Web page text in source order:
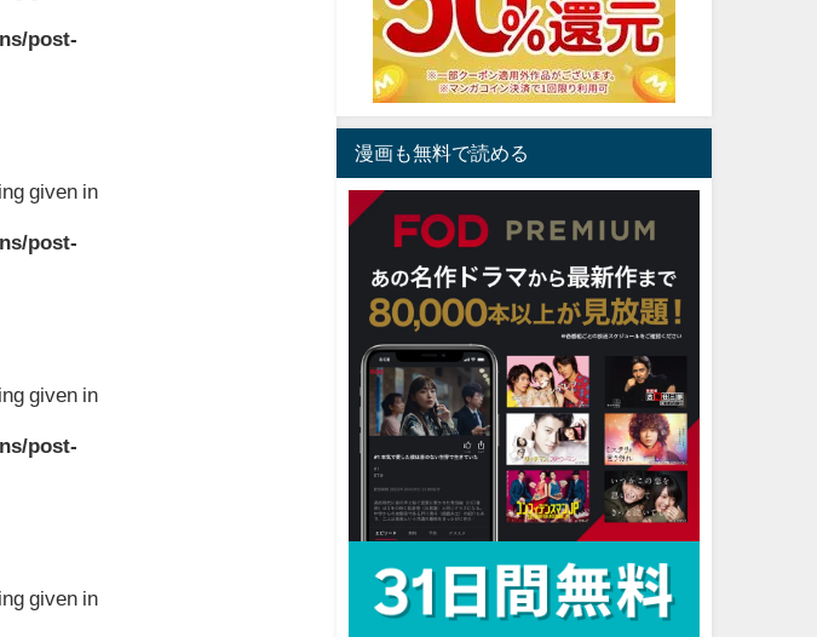
post-
given in
post-
given in
post-
given in
漫画も無料で読める